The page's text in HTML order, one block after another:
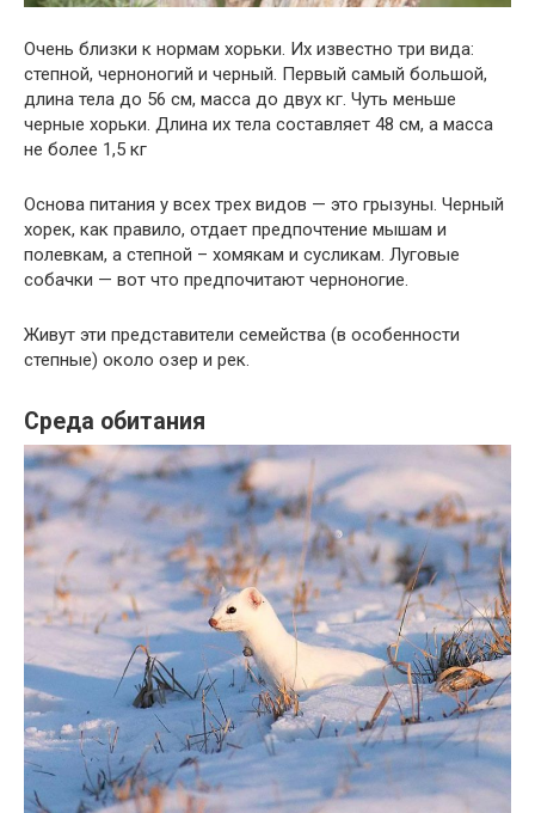
Очень близки к нормам хорьки. Их известно три вида:
степной, черноногий и черный. Первый самый большой,
длина тела до 56 см, масса до двух кг. Чуть меньше
черные хорьки. Длина их тела составляет 48 см, а масса
не более 1,5 кг
Основа питания у всех трех видов — это грызуны. Черный
хорек, как правило, отдает предпочтение мышам и
полевкам, а степной – хомякам и сусликам. Луговые
собачки — вот что предпочитают черноногие.
Живут эти представители семейства (в особенности
степные) около озер и рек.
Среда обитания